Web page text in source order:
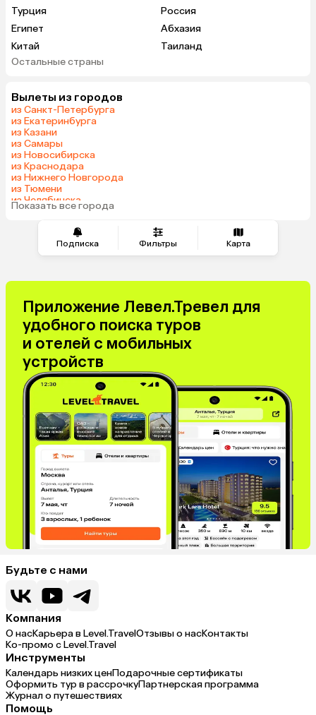
Подписка Фильтры Карта
Турция
Россия
Египет
Абхазия
Китай
Таиланд
Вьетнам
Грузия
Индонезия
Армения
Шри-Ланка
Азербайджан
Черногория
Япония
Сербия
Кипр
Южная Корея
Малайзия
Израиль
Гонконг
Венесуэла
Саудовская Аравия
Бахрейн
Куба
Греция
Италия
Испания
Венгрия
Болгария
Остальные страны
Вылеты из городов
из Санкт-Петербурга
из Екатеринбурга
из Казани
из Самары
из Новосибирска
из Краснодара
из Нижнего Новгорода
из Тюмени
из Челябинска
из Минеральных Вод
Показать все города
Приложение Левел.Тревел для
удобного поиска туров
и отелей с мобильных
устройств
Будьте с нами
Компания
О насКарьера в Level.TravelОтзывы о насКонтакты
Ко-промо с Level.Travel
Инструменты
Календарь низких ценПодарочные сертификаты
Оформить тур в рассрочкуПартнерская программа
Журнал о путешествиях
Помощь